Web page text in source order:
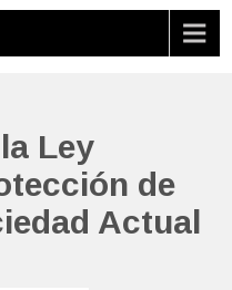
Ley
de
Actual